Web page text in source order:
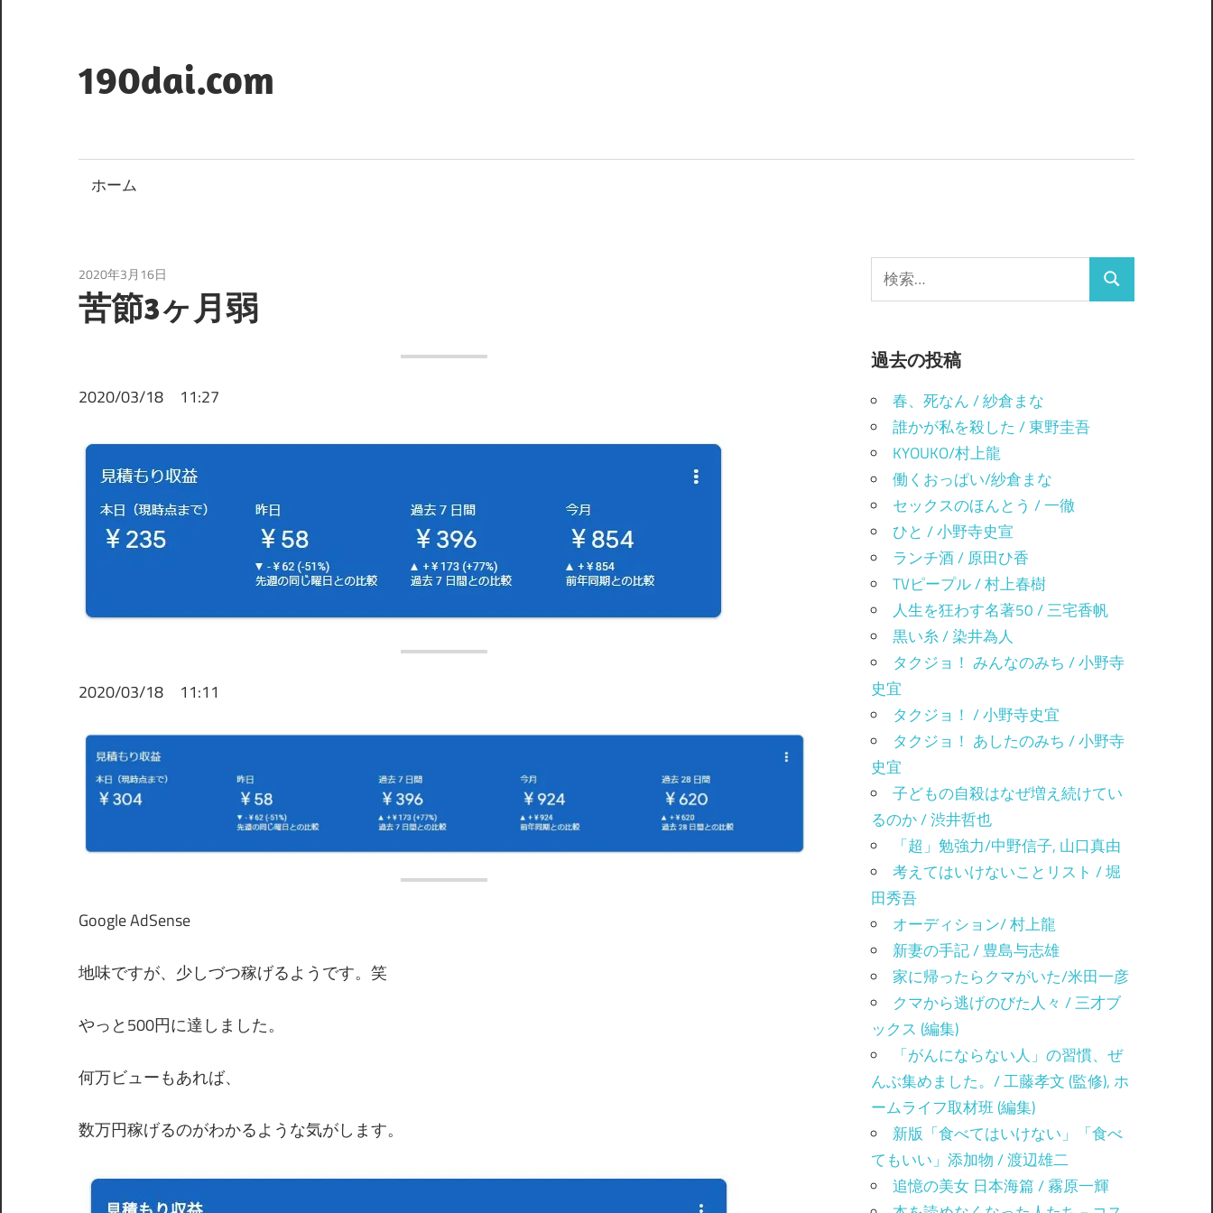
テ
ン
キ
190dai.com
ホーム
2020年3月16日
苦節3ヶ月弱
2020/03/18 11:27
2020/03/18 11:11
Google AdSense
地味ですが、少しづつ稼げるようです。笑
やっと500円に達しました。
何万ビューもあれば、
数万円稼げるのがわかるような気がします。
索:
検
過去の投稿
春、死なん / 紗倉まな
誰かが私を殺した / 東野圭吾
KYOUKO/村上龍
働くおっぱい/紗倉まな
セックスのほんとう / 一徹
ひと / 小野寺史宣
ランチ酒 / 原田ひ香
TVピープル / 村上春樹
人生を狂わす名著50 / 三宅香帆
黒い糸 / 染井為人
タクジョ！ みんなのみち / 小野寺
史宜
タクジョ！ / 小野寺史宜
タクジョ！ あしたのみち / 小野寺
史宜
子どもの自殺はなぜ増え続けてい
るのか / 渋井哲也
「超」勉強力/中野信子, 山口真由
考えてはいけないことリスト / 堀
田秀吾
オーディション/ 村上龍
新妻の手記 / 豊島与志雄
家に帰ったらクマがいた/米田一彦
クマから逃げのびた人々 / 三才ブ
ックス (編集)
「がんにならない人」の習慣、ぜ
んぶ集めました。/ 工藤孝文 (監修), ホ
ームライフ取材班 (編集)
新版「食べてはいけない」「食べ
てもいい」添加物 / 渡辺雄二
追憶の美女 日本海篇 / 霧原一輝